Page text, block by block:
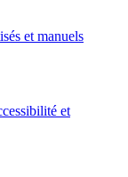
et manuels
et